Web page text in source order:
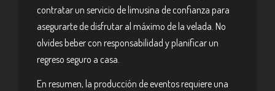
contratar un servicio de limusina de confianza para
asegurarte de disfrutar al máximo de la velada. No
olvides beber con responsabilidad y planificar un
regreso seguro a casa.
En resumen, la producción de eventos requiere una